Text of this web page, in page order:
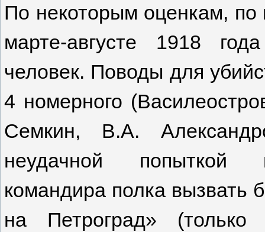
По некоторым оценкам, по
марте-августе 1918
человек. Поводы для
4 номерного
Семкин, В.А.
неудачной попыткой
командира полка вызвать
на Петроград» (только